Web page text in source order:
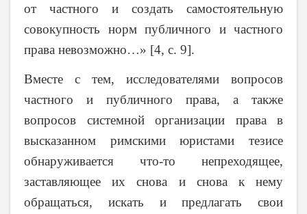
от частного и создать самостоятельную
совокупность норм публичного и частного
права невозможно…» [4, с. 9].
Вместе с тем, исследователями вопросов
частного и публичного права, а также
вопросов системной организации права в
высказанном римскими юристами тезисе
обнаруживается что-то непреходящее,
заставляющее их снова и снова к нему
обращаться, искать и предлагать свои